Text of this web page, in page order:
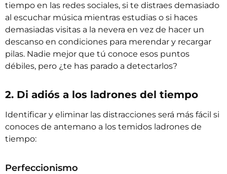
tiempo en las redes sociales, si te distraes demasiado
al escuchar música mientras estudias o si haces
demasiadas visitas a la nevera en vez de hacer un
descanso en condiciones para merendar y recargar
pilas. Nadie mejor que tú conoce esos puntos
débiles, pero ¿te has parado a detectarlos?
2. Di adiós a los ladrones del tiempo
Identificar y eliminar las distracciones será más fácil si
conoces de antemano a los temidos ladrones de
tiempo:
Perfeccionismo